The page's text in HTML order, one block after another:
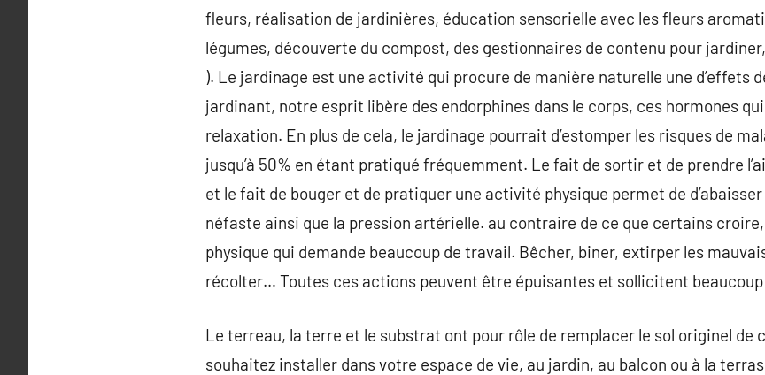
fleurs, réalisation de jardinières, éducation sensorielle avec les fleurs
légumes, découverte du compost, des gestionnaires de contenu pour
). Le jardinage est une activité qui procure de manière naturelle une d’effets
jardinant, notre esprit libère des endorphines dans le corps, ces hormones
relaxation. En plus de cela, le jardinage pourrait d’estomper les risques de
jusqu’à 50% en étant pratiqué fréquemment. Le fait de sortir et de prendre
et le fait de bouger et de pratiquer une activité physique permet de
néfaste ainsi que la pression artérielle. au contraire de ce que certains
physique qui demande beaucoup de travail. Bêcher, biner, extirper les
récolter… Toutes ces actions peuvent être épuisantes et sollicitent beaucoup
Le terreau, la terre et le substrat ont pour rôle de remplacer le sol originel de
souhaitez installer dans votre espace de vie, au jardin, au balcon ou à la